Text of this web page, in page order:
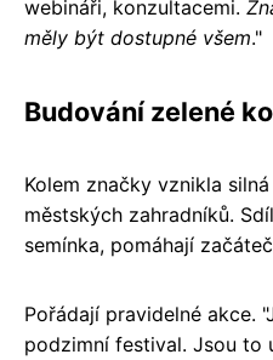
webináři, konzultacemi.
měly být dostupné všem."
Budování zelené
Kolem značky vznikla
městských zahradníků.
semínka, pomáhají
Pořádají pravidelné akce.
podzimní festival. Jsou to